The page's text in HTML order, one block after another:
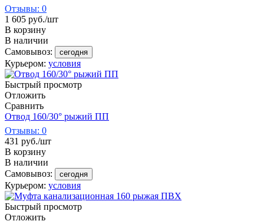
Отзывы: 0
1 605 руб./шт
В корзину
В наличии
Самовывоз:
сегодня
Курьером: условия
Быстрый просмотр
Отложить
Сравнить
Отвод 160/30° рыжий ПП
Отзывы: 0
431 руб./шт
В корзину
В наличии
Самовывоз:
сегодня
Курьером: условия
Быстрый просмотр
Отложить